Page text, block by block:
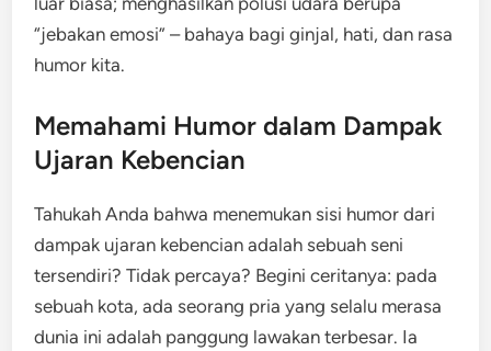
“jebakan emosi” – bahaya bagi ginjal, hati, dan rasa
humor kita.
Memahami Humor dalam Dampak
Ujaran Kebencian
Tahukah Anda bahwa menemukan sisi humor dari
dampak ujaran kebencian adalah sebuah seni
tersendiri? Tidak percaya? Begini ceritanya: pada
sebuah kota, ada seorang pria yang selalu merasa
dunia ini adalah panggung lawakan terbesar. Ia